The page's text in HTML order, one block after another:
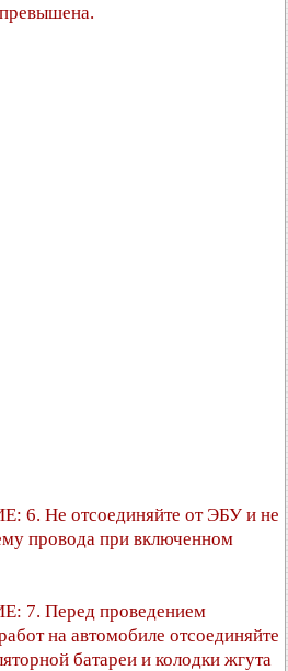
Не отсоединяйте от ЭБУ и не
провода при включенном
Перед проведением
на автомобиле отсоединяйте
батареи и колодки жгута